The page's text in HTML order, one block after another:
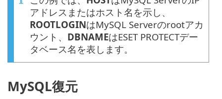
アドレスまたはホスト名を示し、
ROOTLOGINはMySQL Serverのrootアカ
ウント、 DBNAMEはESET PROTECTデー
タベース名を表します。
MySQL復元